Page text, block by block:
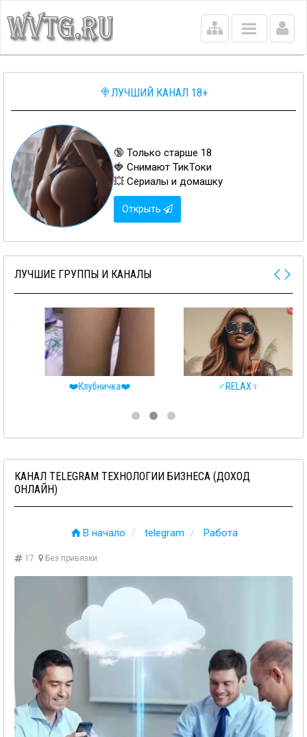
Main
menu
🍭ЛУЧШИЙ КАНАЛ 18+
🔞 Только старше 18
🍓 Снимают ТикТоки
💥 Сериалы и домашку
Открыть
ЛУЧШИЕ ГРУППЫ И КАНАЛЫ
❤️Клубничка❤️ ♂️RELAX♀️
КАНАЛ TELEGRAM ТЕХНОЛОГИИ БИЗНЕСА (ДОХОД
ОНЛАЙН)
В начало telegram Работа
17 Без привязки